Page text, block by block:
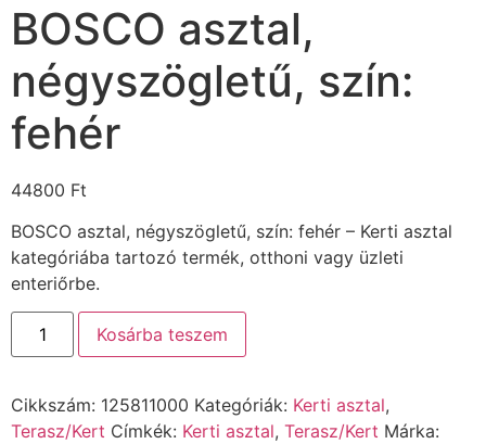
BOSCO asztal,
négyszögletű, szín:
fehér
44800 Ft
BOSCO asztal, négyszögletű, szín: fehér – Kerti asztal
kategóriába tartozó termék, otthoni vagy üzleti
enteriőrbe.
Kosárba teszem
Cikkszám: 125811000 Kategóriák: Kerti asztal,
Terasz/Kert Címkék: Kerti asztal, Terasz/Kert Márka: